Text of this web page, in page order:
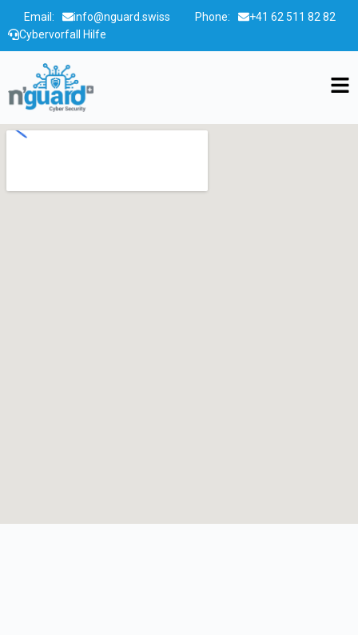
Email: info@nguard.swiss Phone:
+41 62 511 82 82
Cybervorfall Hilfe